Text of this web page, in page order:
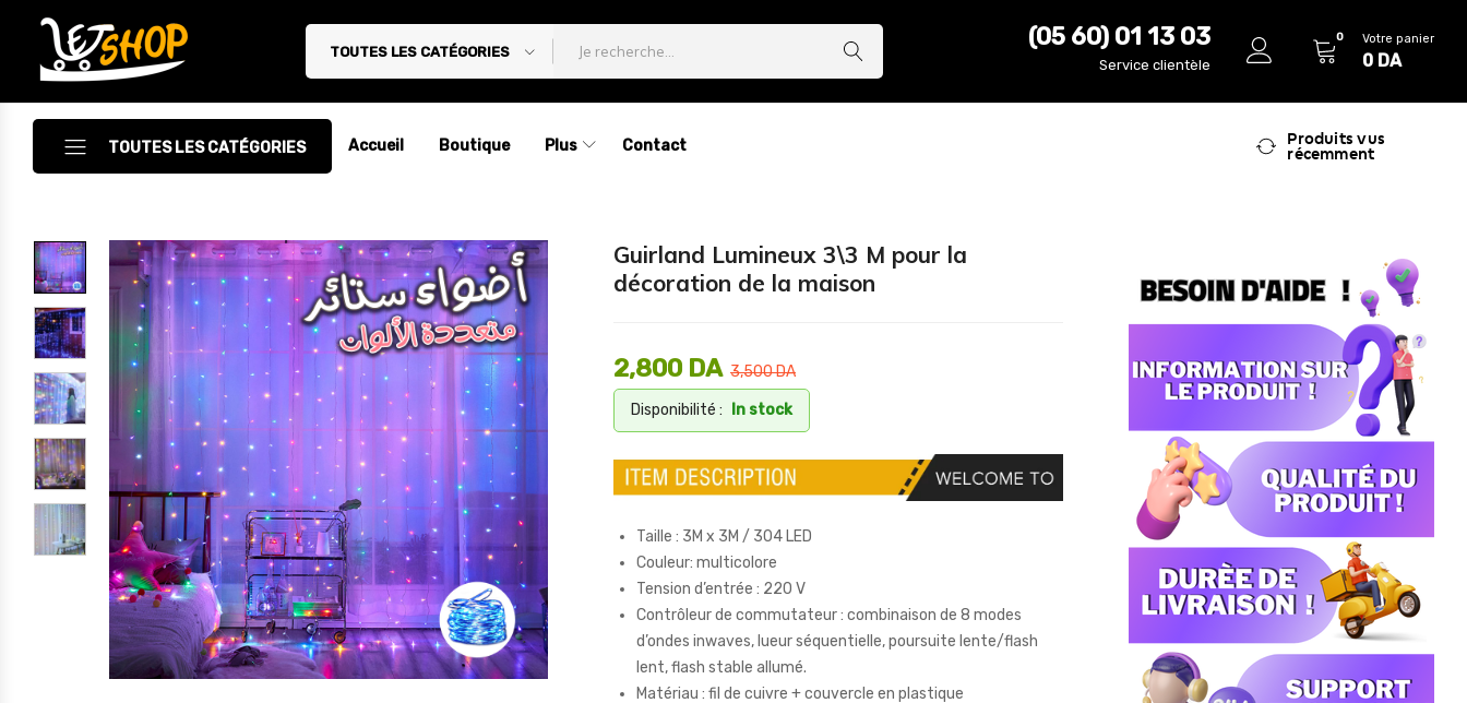
Letshop.dz
TOUTES LES CATÉGORIES
(05 60) 01 13 03
Service clientèle
0 Votre panier
0 DA
TOUTES LES CATÉGORIES
Accessoires
Accessoires Auto/Moto
Accessoires PC
Camping & Randonnée
Cuisine
Décoration
Electroménager
Électronique
Jouets
Maison
Maternité
Outillages & Bricolage
Accueil Boutique Plus Contact
Produits vus
récemment
Guirland Lumineux 3\3 M pour la
décoration de la maison
3,500DA
2,800 DA
Disponibilité : In stock
Taille : 3M x 3M / 304 LED
Couleur: multicolore
Tension d’entrée : 220 V
Contrôleur de commutateur : combinaison de 8 modes
d’ondes inwaves, lueur séquentielle, poursuite lente/flash
lent, flash stable allumé.
Matériau : fil de cuivre + couvercle en plastique